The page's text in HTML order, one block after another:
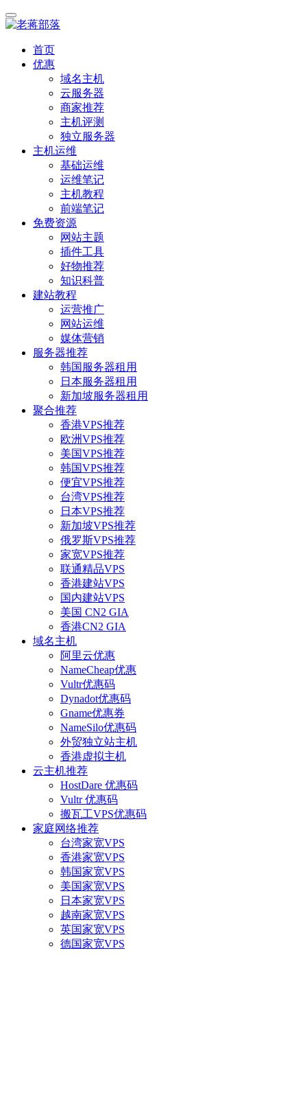
首页
优惠
域名主机
云服务器
商家推荐
主机评测
独立服务器
主机运维
基础运维
运维笔记
主机教程
前端笔记
免费资源
网站主题
插件工具
好物推荐
知识科普
建站教程
运营推广
网站运维
媒体营销
服务器推荐
韩国服务器租用
日本服务器租用
新加坡服务器租用
聚合推荐
香港VPS推荐
欧洲VPS推荐
美国VPS推荐
韩国VPS推荐
便宜VPS推荐
台湾VPS推荐
日本VPS推荐
新加坡VPS推荐
俄罗斯VPS推荐
家宽VPS推荐
联通精品VPS
香港建站VPS
国内建站VPS
美国 CN2 GIA
香港CN2 GIA
域名主机
阿里云优惠
NameCheap优惠
Vultr优惠码
Dynadot优惠码
Gname优惠券
NameSilo优惠码
外贸独立站主机
香港虚拟主机
云主机推荐
HostDare 优惠码
Vultr 优惠码
搬瓦工VPS优惠码
家庭网络推荐
台湾家宽VPS
香港家宽VPS
韩国家宽VPS
美国家宽VPS
日本家宽VPS
越南家宽VPS
英国家宽VPS
德国家宽VPS